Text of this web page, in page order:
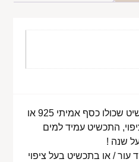
במידה ומדובר בתכשיט שכולו כסף אמיתי 925 או
התכשיט עמיד למים
שנה !
עור / או בתכשיט בעל ציפוי